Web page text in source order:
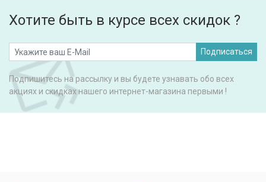
Хотите быть в курсе всех скидок ?
Подписаться
Подпишитесь на рассылку и вы будете узнавать обо всех
акциях и скидках нашего интернет-магазина первыми !